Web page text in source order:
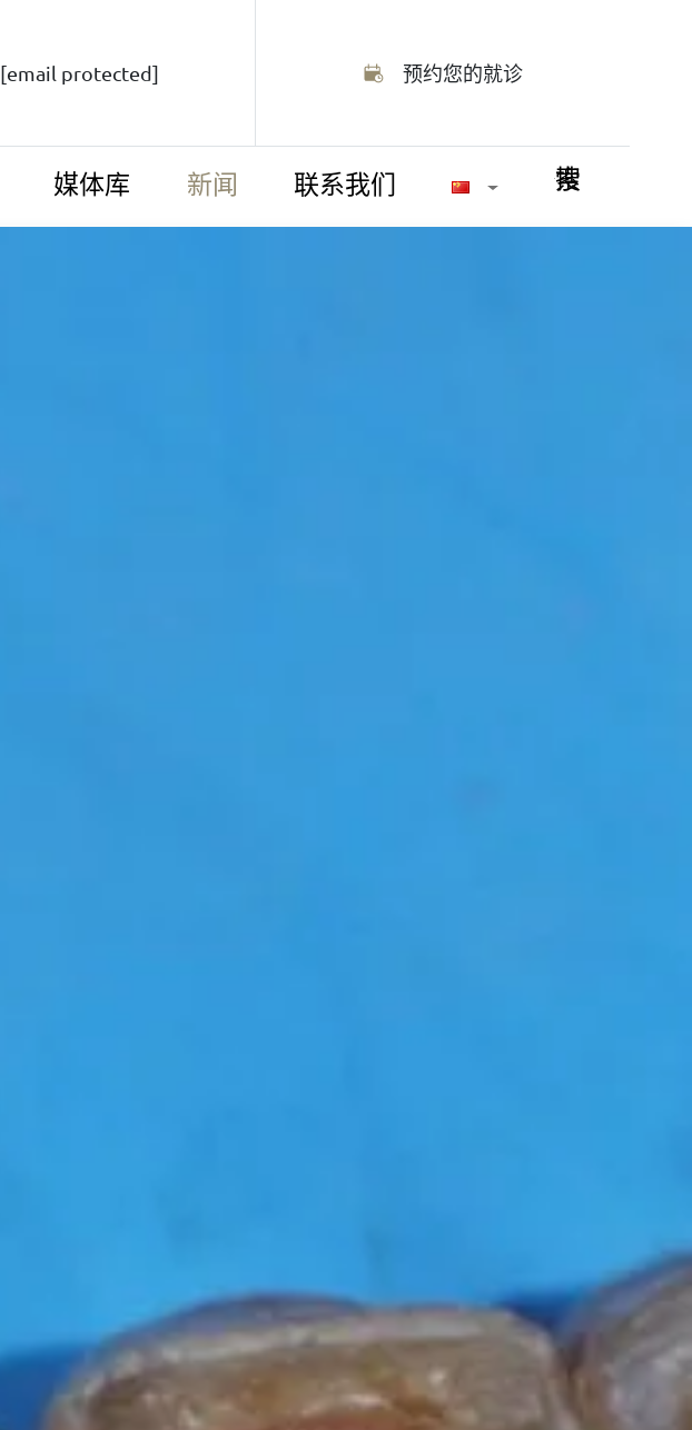
[email protected] 预约您的就诊
媒体库 新闻 联系我们 搜索